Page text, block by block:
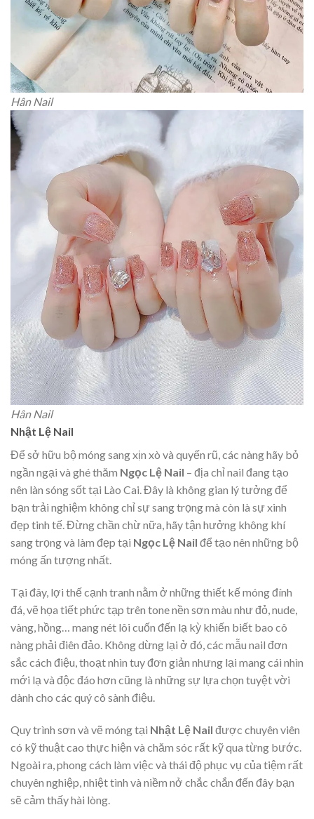
Hân Nail
Hân Nail
Nhật Lệ Nail
Để sở hữu bộ móng sang xịn xò và quyến rũ, các nàng hãy bỏ
ngần ngại và ghé thăm Ngọc Lệ Nail – địa chỉ nail đang tạo
nên làn sóng sốt tại Lào Cai. Đây là không gian lý tưởng để
bạn trải nghiệm không chỉ sự sang trọng mà còn là sự xinh
đẹp tinh tế. Đừng chần chừ nữa, hãy tận hưởng không khí
sang trọng và làm đẹp tại Ngọc Lệ Nail để tạo nên những bộ
móng ấn tượng nhất.
Tại đây, lợi thế cạnh tranh nằm ở những thiết kế móng đính
đá, vẽ họa tiết phức tạp trên tone nền sơn màu như đỏ, nude,
vàng, hồng… mang nét lôi cuốn đến lạ kỳ khiến biết bao cô
nàng phải điên đảo. Không dừng lại ở đó, các mẫu nail đơn
sắc cách điệu, thoạt nhìn tuy đơn giản nhưng lại mang cái nhìn
mới lạ và độc đáo hơn cũng là những sự lựa chọn tuyệt vời
dành cho các quý cô sành điệu.
Quy trình sơn và vẽ móng tại Nhật Lệ Nail được chuyên viên
có kỹ thuật cao thực hiện và chăm sóc rất kỹ qua từng bước.
Ngoài ra, phong cách làm việc và thái độ phục vụ của tiệm rất
chuyên nghiệp, nhiệt tình và niềm nở chắc chắn đến đây bạn
sẽ cảm thấy hài lòng.